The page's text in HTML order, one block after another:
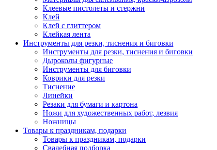
Клеевые пистолеты и стержни
Клей
Клей с глиттером
Клейкая лента
Инструменты для резки, тиснения и биговки
Инструменты для резки, тиснения и биговки
Дыроколы фигурные
Инструменты для биговки
Коврики для резки
Тиснение
Линейки
Резаки для бумаги и картона
Ножи для художественных работ, лезвия
Ножницы
Товары к праздникам, подарки
Товары к праздникам, подарки
Свадебная подборка